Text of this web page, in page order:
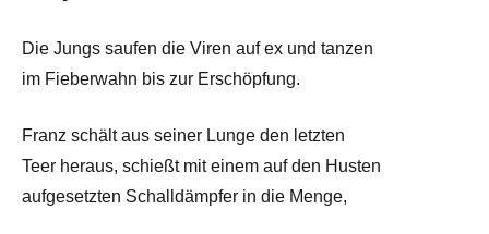
Die Jungs saufen die Viren auf ex und tanzen
im Fieberwahn bis zur Erschöpfung.
Franz schält aus seiner Lunge den letzten
Teer heraus, schießt mit einem auf den Husten
aufgesetzten Schalldämpfer in die Menge,